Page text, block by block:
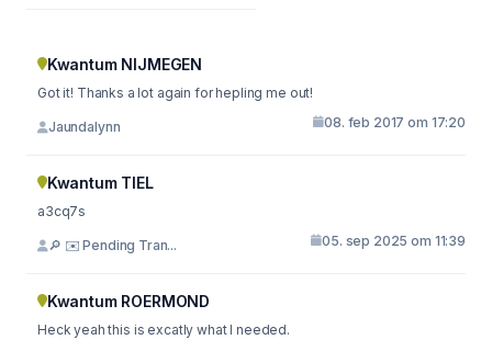
Kwantum NIJMEGEN
Got it! Thanks a lot again for hepling me out!
Jaundalynn 08. feb 2017 om 17:20
Kwantum TIEL
a3cq7s
🔎 ✉️ Pending Tran... 05. sep 2025 om 11:39
Kwantum ROERMOND
Heck yeah this is excatly what I needed.